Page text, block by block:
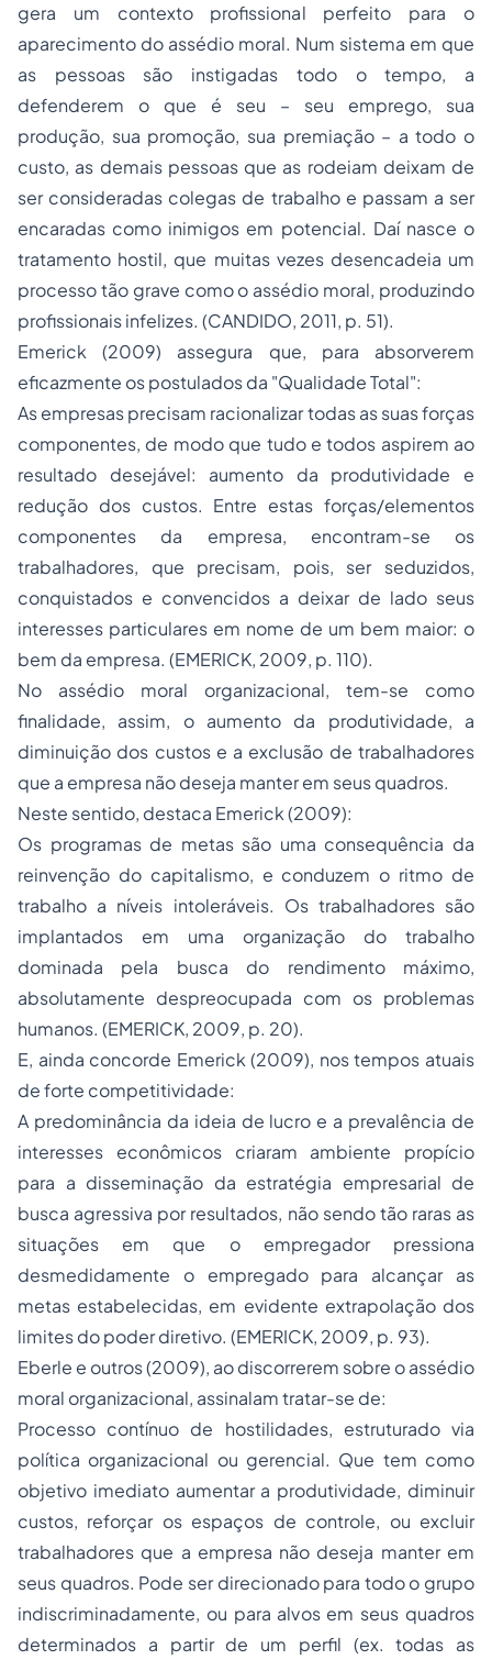
gera um contexto profissional perfeito para o
aparecimento do assédio moral. Num sistema em que
as pessoas são instigadas todo o tempo, a
defenderem o que é seu – seu emprego, sua
produção, sua promoção, sua premiação – a todo o
custo, as demais pessoas que as rodeiam deixam de
ser consideradas colegas de trabalho e passam a ser
encaradas como inimigos em potencial. Daí nasce o
tratamento hostil, que muitas vezes desencadeia um
processo tão grave como o assédio moral, produzindo
profissionais infelizes. (CANDIDO, 2011, p. 51).
Emerick (2009) assegura que, para absorverem
eficazmente os postulados da "Qualidade Total":
As empresas precisam racionalizar todas as suas forças
componentes, de modo que tudo e todos aspirem ao
resultado desejável: aumento da produtividade e
redução dos custos. Entre estas forças/elementos
componentes da empresa, encontram-se os
trabalhadores, que precisam, pois, ser seduzidos,
conquistados e convencidos a deixar de lado seus
interesses particulares em nome de um bem maior: o
bem da empresa. (EMERICK, 2009, p. 110).
No assédio moral organizacional, tem-se como
finalidade, assim, o aumento da produtividade, a
diminuição dos custos e a exclusão de trabalhadores
que a empresa não deseja manter em seus quadros.
Neste sentido, destaca Emerick (2009):
Os programas de metas são uma consequência da
reinvenção do capitalismo, e conduzem o ritmo de
trabalho a níveis intoleráveis. Os trabalhadores são
implantados em uma organização do trabalho
dominada pela busca do rendimento máximo,
absolutamente despreocupada com os problemas
humanos. (EMERICK, 2009, p. 20).
E, ainda concorde Emerick (2009), nos tempos atuais
de forte competitividade:
A predominância da ideia de lucro e a prevalência de
interesses econômicos criaram ambiente propício
para a disseminação da estratégia empresarial de
busca agressiva por resultados, não sendo tão raras as
situações em que o empregador pressiona
desmedidamente o empregado para alcançar as
metas estabelecidas, em evidente extrapolação dos
limites do poder diretivo. (EMERICK, 2009, p. 93).
Eberle e outros (2009), ao discorrerem sobre o assédio
moral organizacional, assinalam tratar-se de:
Processo contínuo de hostilidades, estruturado via
política organizacional ou gerencial. Que tem como
objetivo imediato aumentar a produtividade, diminuir
custos, reforçar os espaços de controle, ou excluir
trabalhadores que a empresa não deseja manter em
seus quadros. Pode ser direcionado para todo o grupo
indiscriminadamente, ou para alvos em seus quadros
determinados a partir de um perfil (ex. todas as